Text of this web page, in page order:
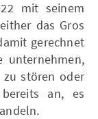
mit seinem
das Gros
gerechnet
unternehmen,
zu stören oder
an, es